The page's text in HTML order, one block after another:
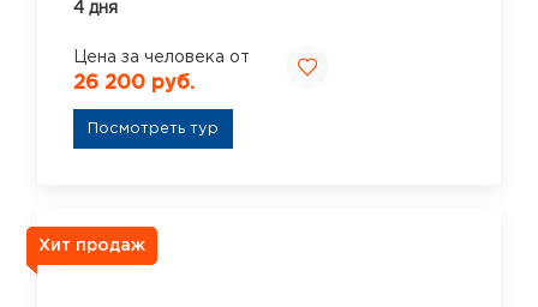
4 дня
Цена за человека от
26 200 руб.
Посмотреть тур
Хит продаж